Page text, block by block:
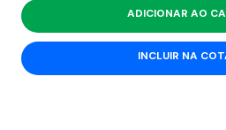
ADICIONAR AO
INCLUIR NA